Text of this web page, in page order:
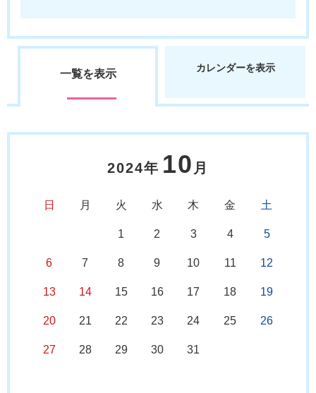
一覧を表示 カレンダーを表示
2024年 10 月
日 月 火 水 木 金 土
1 2 3 4 5
6 7 8 9 10 11 12
13 14 15 16 17 18 19
20 21 22 23 24 25 26
27 28 29 30 31